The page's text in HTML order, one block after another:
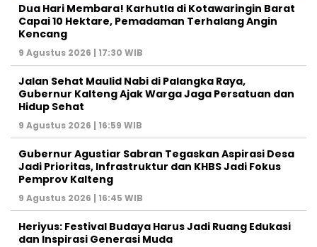
Dua Hari Membara! Karhutla di Kotawaringin Barat
Capai 10 Hektare, Pemadaman Terhalang Angin
Kencang
9 Agustus 2026 | 17:30 WIB
Jalan Sehat Maulid Nabi di Palangka Raya,
Gubernur Kalteng Ajak Warga Jaga Persatuan dan
Hidup Sehat
9 Agustus 2026 | 16:59 WIB
Gubernur Agustiar Sabran Tegaskan Aspirasi Desa
Jadi Prioritas, Infrastruktur dan KHBS Jadi Fokus
Pemprov Kalteng
9 Agustus 2026 | 16:45 WIB
Heriyus: Festival Budaya Harus Jadi Ruang Edukasi
dan Inspirasi Generasi Muda